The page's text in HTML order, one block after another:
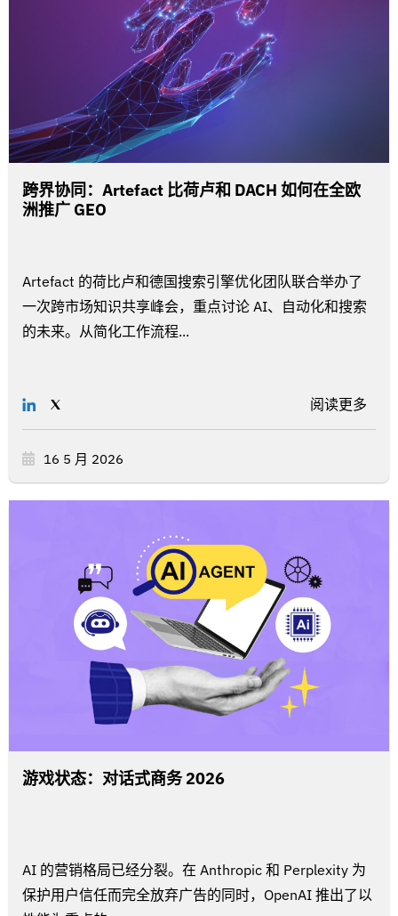
跨界协同：Artefact 比荷卢和 DACH 如何在全欧
洲推广 GEO
Artefact 的荷比卢和德国搜索引擎优化团队联合举办了
一次跨市场知识共享峰会，重点讨论 AI、自动化和搜索
的未来。从简化工作流程...
阅读更多
16 5 月 2026
游戏状态：对话式商务 2026
AI 的营销格局已经分裂。在 Anthropic 和 Perplexity 为
保护用户信任而完全放弃广告的同时，OpenAI 推出了以